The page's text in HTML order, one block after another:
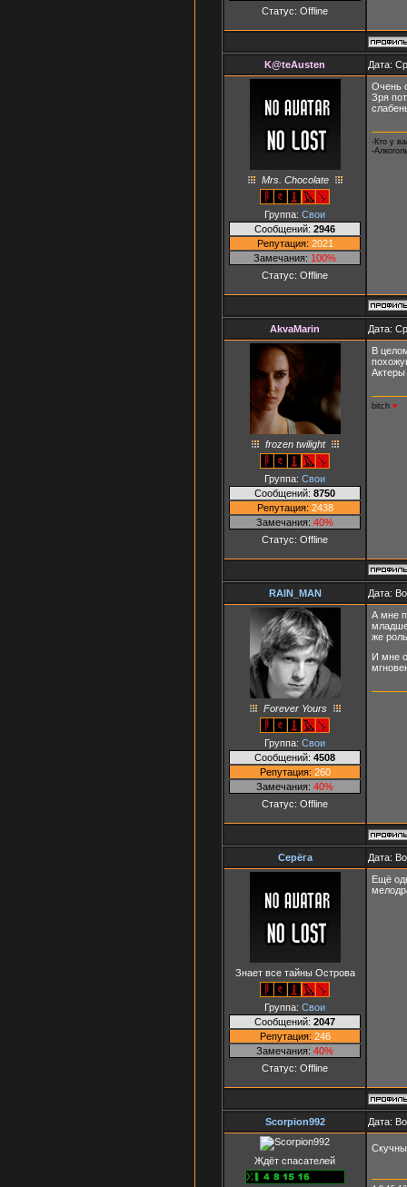
Статус: Offline
K@teAusten Дата:
Mrs. Chocolate
Группа: Свои
Сообщений: 2946
Репутация: 2021
Замечания: 100%
Статус: Offline
Очень
Зря
-Кто у
-
AkvaMarin Дата:
frozen twilight
Группа: Свои
Сообщений: 8750
Репутация: 2438
Замечания: 40%
Статус: Offline
В
Актеры
bitch ♥
RAIN_MAN Дата:
Forever Yours
Группа: Свои
Сообщений: 4508
Репутация: 260
Замечания: 40%
Статус: Offline
А мне
младше
же
И мне
Серёга Дата:
Знает все тайны Острова
Группа: Свои
Сообщений: 2047
Репутация: 246
Замечания: 40%
Статус: Offline
Ещё
Scorpion992 Дата:
Ждёт спасателей